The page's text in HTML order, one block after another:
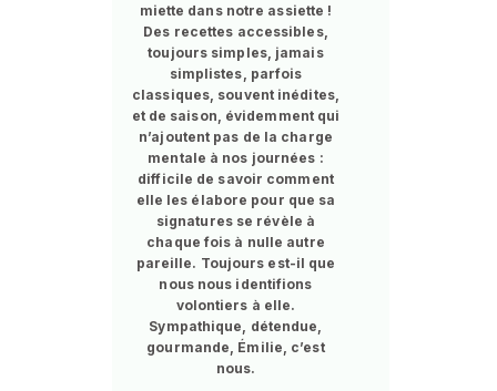
miette dans notre assiette !
Des recettes accessibles,
toujours simples, jamais
simplistes, parfois
classiques, souvent inédites,
et de saison, évidemment qui
n’ajoutent pas de la charge
mentale à nos journées :
difficile de savoir comment
elle les élabore pour que sa
signatures se révèle à
chaque fois à nulle autre
pareille. Toujours est-il que
nous nous identifions
volontiers à elle.
Sympathique, détendue,
gourmande, Émilie, c’est
nous.